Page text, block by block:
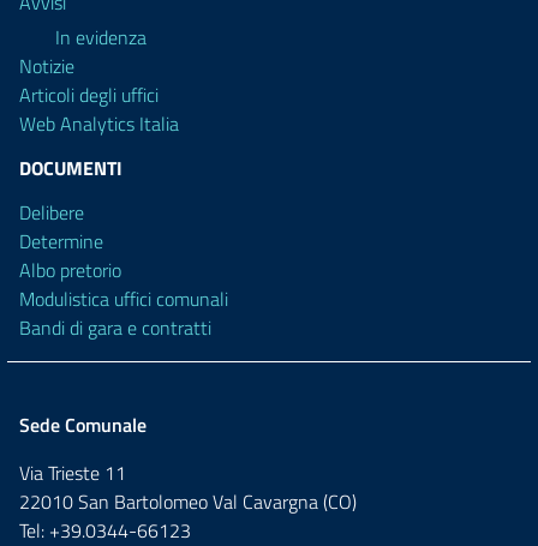
In evidenza
Notizie
Articoli degli uffici
Web Analytics Italia
DOCUMENTI
Delibere
Determine
Albo pretorio
Modulistica uffici comunali
Bandi di gara e contratti
Sede Comunale
Via Trieste 11
22010 San Bartolomeo Val Cavargna (CO)
Tel: +39.0344-66123